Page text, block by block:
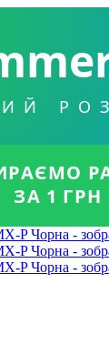
ЗА 1 ГРН